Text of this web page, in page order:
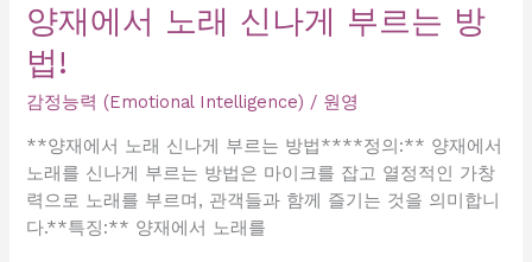
래
방
에
서
만
나
요!
양재에서 노래 신나게 부르는 방
법!
감정능력 (Emotional Intelligence) / 원영
**양재에서 노래 신나게 부르는 방법****정의:** 양재에서
노래를 신나게 부르는 방법은 마이크를 잡고 열정적인 가창
력으로 노래를 부르며, 관객들과 함께 즐기는 것을 의미합니
다.**특징:** 양재에서 노래를